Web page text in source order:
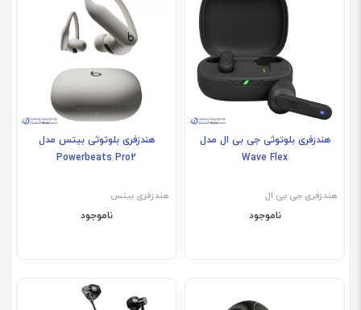
هندزفری بلوتوثی جی بی ال مدل
Wave Flex
هندزفری جی بی ال
ناموجود
هندزفری بلوتوثی بیتس مدل
Powerbeats Pro2
هندزفری بیتس
ناموجود